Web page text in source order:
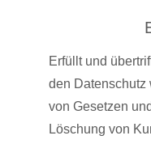
Erfüllt und
den Datenschutz
von Gesetzen
Löschung von